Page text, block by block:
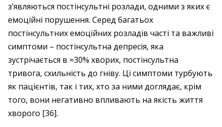
з’являються постінсультні розлади, одними з яких є
емоційні порушення. Серед багатьох
постінсультних емоційних розладів часті та важливі
симптоми – постінсультна депресія, яка
зустрічається в ≈30% хворих, постінсультна
тривога, схильність до гніву. Ці симптоми турбують
як пацієнтів, так і тих, хто за ними доглядає, крім
того, вони негативно впливають на якість життя
хворого [36].